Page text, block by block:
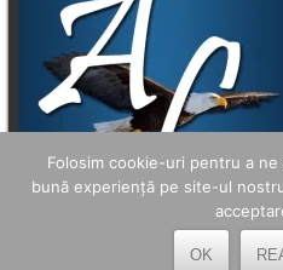
Folosim cookie-uri pentru a ne
bună experiență pe site-ul
OK